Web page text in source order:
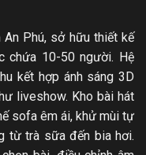
An Phú, sở hữu thiết kế
chứa 10-50 người. Hệ
kết hợp ánh sáng 3D
liveshow. Kho bài hát
sofa êm ái, khử mùi tự
từ trà sữa đến bia hơi.